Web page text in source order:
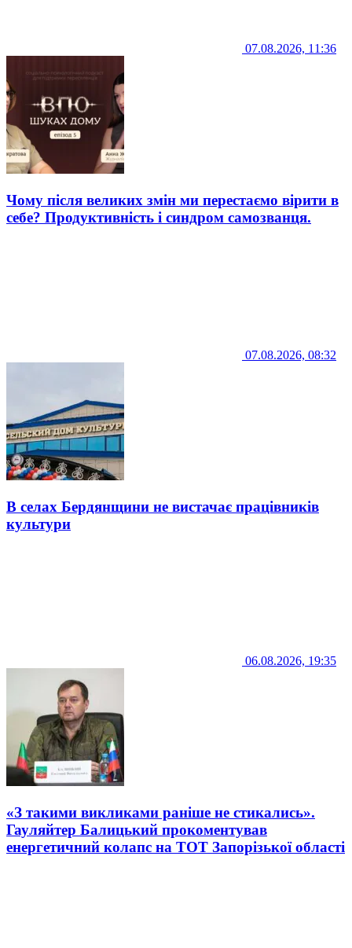
07.08.2026, 11:36
Чому після великих змін ми перестаємо вірити в
себе? Продуктивність і синдром самозванця.
07.08.2026, 08:32
В селах Бердянщини не вистачає працівників
культури
06.08.2026, 19:35
«З такими викликами раніше не стикались».
Гауляйтер Балицький прокоментував
енергетичний колапс на ТОТ Запорізької області